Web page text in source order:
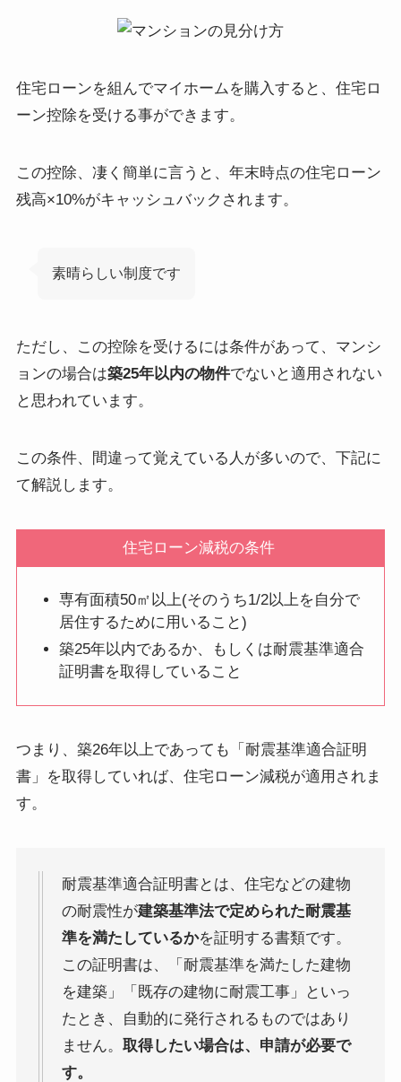
住宅ローンを組んでマイホームを購入すると、住宅ロ
ーン控除を受ける事ができます。
この控除、凄く簡単に言うと、 年末時点の住宅ローン
残高×10%がキャッシュバック されます。
素晴らしい制度です
ただし、この控除を受けるには条件があって、マンシ
ョンの場合は築25年以内の物件でないと適用されない
と思われています。
この条件、間違って覚えている人が多いので、下記に
て解説します。
住宅ローン減税の条件
専有面積50㎡以上(そのうち1/2以上を自分で
居住するために用いること)
築25年以内であるか、もしくは耐震基準適合
証明書を取得していること
つまり、築26年以上であっても「 耐震基準適合証明
書」を取得していれば、住宅ローン減税が適用されま
す。
耐震基準適合証明書とは、住宅などの建物
の耐震性が建築基準法で定められた耐震基
準を満たしているかを証明する書類です。
この証明書は、「耐震基準を満たした建物
を建築」「既存の建物に耐震工事」といっ
たとき、自動的に発行されるものではあり
ません。 取得したい場合は、申請が必要で
す。